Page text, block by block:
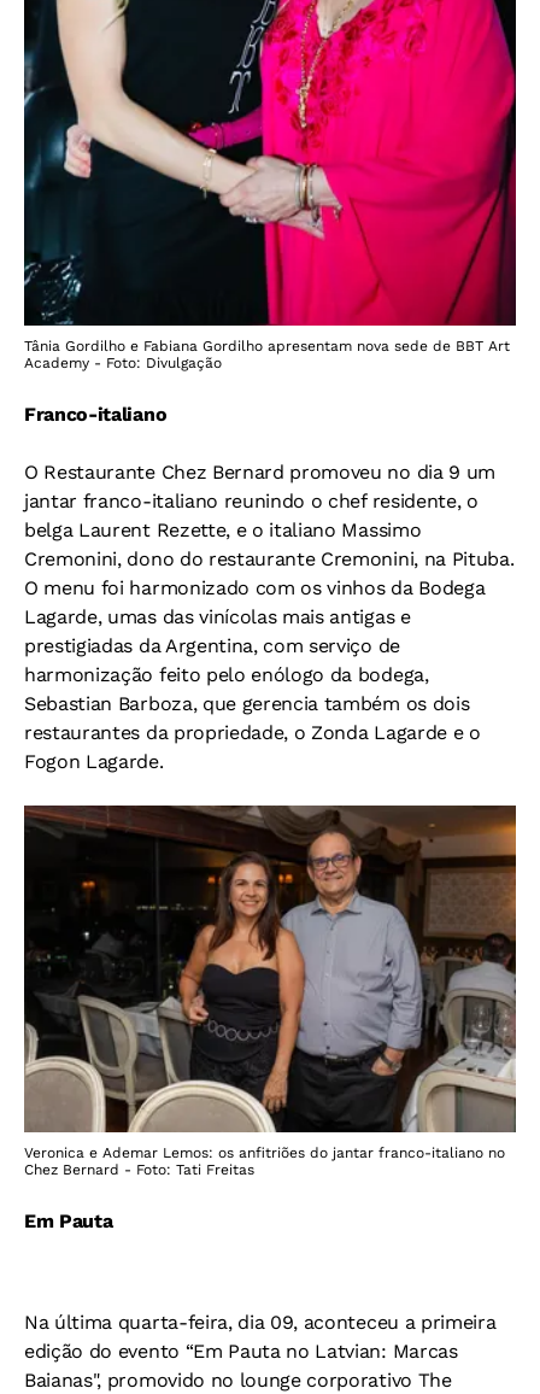
Tânia Gordilho e Fabiana Gordilho apresentam nova sede de BBT Art
Academy - Foto: Divulgação
Franco-italiano
O Restaurante Chez Bernard promoveu no dia 9 um
jantar franco-italiano reunindo o chef residente, o
belga Laurent Rezette, e o italiano Massimo
Cremonini, dono do restaurante Cremonini, na Pituba.
O menu foi harmonizado com os vinhos da Bodega
Lagarde, umas das vinícolas mais antigas e
prestigiadas da Argentina, com serviço de
harmonização feito pelo enólogo da bodega,
Sebastian Barboza, que gerencia também os dois
restaurantes da propriedade, o Zonda Lagarde e o
Fogon Lagarde.
Veronica e Ademar Lemos: os anfitriões do jantar franco-italiano no
Chez Bernard - Foto: Tati Freitas
Em Pauta
Na última quarta-feira, dia 09, aconteceu a primeira
edição do evento “Em Pauta no Latvian: Marcas
Baianas", promovido no lounge corporativo The